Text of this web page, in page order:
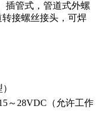
插管式，管道式外螺
转接螺丝接头，可焊
～28VDC（允许工作